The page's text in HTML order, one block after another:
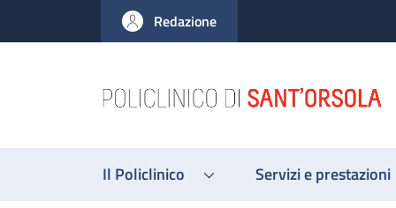
al contenuto principale
to footer content
Redazione
Il Policlinico Servizi e prestazioni